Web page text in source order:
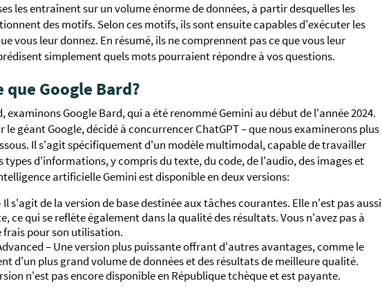
les entraînent sur un volume énorme de données, à partir desquelles les
des motifs. Selon ces motifs, ils sont ensuite capables d'exécuter les
vous leur donnez. En résumé, ils ne comprennent pas ce que vous leur
simplement quels mots pourraient répondre à vos questions.
que Google Bard?
examinons Google Bard, qui a été renommé Gemini au début de l'année 2024.
le géant Google, décidé à concurrencer ChatGPT – que nous examinerons plus
Il s'agit spécifiquement d'un modèle multimodal, capable de travailler
types d'informations, y compris du texte, du code, de l'audio, des images et
artificielle Gemini est disponible en deux versions:
Il s'agit de la version de base destinée aux tâches courantes. Elle n'est pas aussi
ce qui se reflète également dans la qualité des résultats. Vous n'avez pas à
frais pour son utilisation.
– Une version plus puissante offrant d'autres avantages, comme le
d'un plus grand volume de données et des résultats de meilleure qualité.
n'est pas encore disponible en République tchèque et est payante.